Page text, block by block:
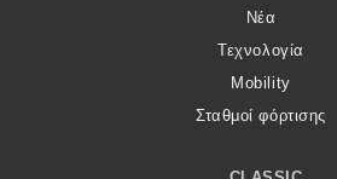
Νέα
Τεχνολογία
Mobility
Σταθμοί φόρτισης